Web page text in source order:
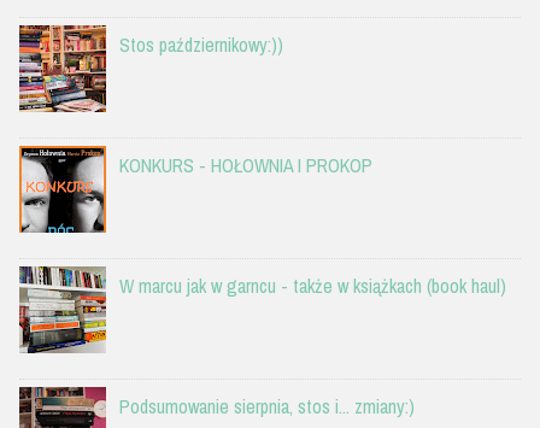
Stos październikowy:))
KONKURS - HOŁOWNIA I PROKOP
W marcu jak w garncu - także w książkach (book haul)
Podsumowanie sierpnia, stos i... zmiany:)